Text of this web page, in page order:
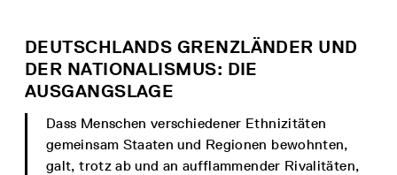
DEUTSCHLANDS GRENZLÄNDER UND
DER NATIONALISMUS: DIE
AUSGANGSLAGE
Dass Menschen verschiedener Ethnizitäten
gemeinsam Staaten und Regionen bewohnten,
galt, trotz ab und an aufflammender Rivalitäten,